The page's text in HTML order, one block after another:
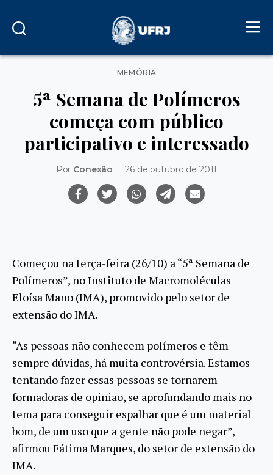
Categorias
MEMÓRIA
5ª Semana de Polímeros
começa com público
participativo e interessado
Por Conexão 26 de outubro de 2011
Começou na terça-feira (26/10) a “5ª Semana de
Polímeros”, no Instituto de Macromoléculas
Eloísa Mano (IMA), promovido pelo setor de
extensão do IMA.
“As pessoas não conhecem polímeros e têm
sempre dúvidas, há muita controvérsia. Estamos
tentando fazer essas pessoas se tornarem
formadoras de opinião, se aprofundando mais no
tema para conseguir espalhar que é um material
bom, de um uso que a gente não pode negar”,
afirmou Fátima Marques, do setor de extensão do
IMA.